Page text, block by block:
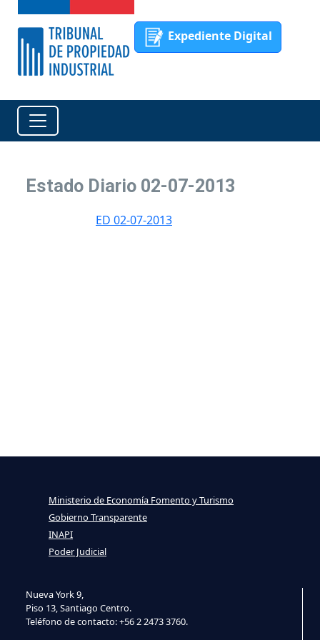
Expediente Digital
Estado Diario 02-07-2013
ED 02-07-2013
Nueva York 9,
Piso 13, Santiago Centro.
Teléfono de contacto: +56 2 2473 3760.
Ministerio de Economía Fomento y Turismo
Gobierno Transparente
INAPI
Poder Judicial